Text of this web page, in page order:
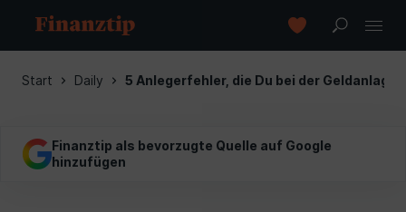
Start Daily 5 Anlegerfehler, die Du bei der
Finanztip als bevorzugte Quelle auf Google
hinzufügen